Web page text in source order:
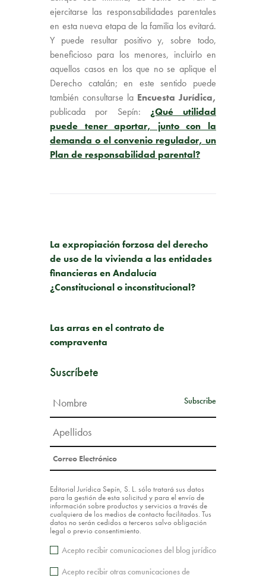
ejercitarse las responsabilidades parentales
en esta nueva etapa de la familia los evitará.
Y puede resultar positivo y, sobre todo,
beneficioso para los menores, incluirlo en
aquellos casos en los que no se aplique el
Derecho catalán; en este sentido puede
también consultarse la Encuesta Jurídica,
publicada por Sepín: ¿Qué utilidad
puede tener aportar, junto con la
demanda o el convenio regulador, un
Plan de responsabilidad parental?
La expropiación forzosa del derecho
de uso de la vivienda a las entidades
financieras en Andalucía
¿Constitucional o inconstitucional?
Las arras en el contrato de
compraventa
Suscríbete
Editorial Jurídica Sepín, S. L. sólo tratará sus datos
para la gestión de esta solicitud y para el envío de
información sobre productos y servicios a través de
cualquiera de los medios de contacto facilitados. Tus
datos no serán cedidos a terceros salvo obligación
legal o previo consentimiento.
Acepto recibir comunicaciones del blog jurídico
Acepto recibir otras comunicaciones de